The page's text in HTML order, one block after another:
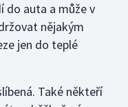
do auta a může v
nějakým
jen do teplé
Také někteří